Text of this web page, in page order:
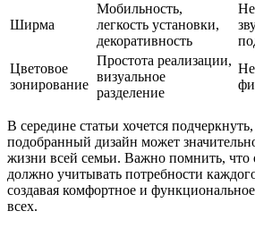
Ширма
Мобильность,
легкость установки,
декоративность
Не
Цветовое
зонирование
Простота реализации,
визуальное
разделение
Не
В середине статьи хочется
подобранный дизайн может
жизни всей семьи. Важно помнить,
должно учитывать потребности
создавая комфортное и
всех.